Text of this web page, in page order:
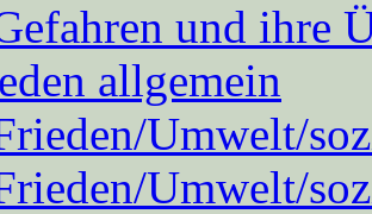
und ihre
allgemein
Umwelt/
Umwelt/